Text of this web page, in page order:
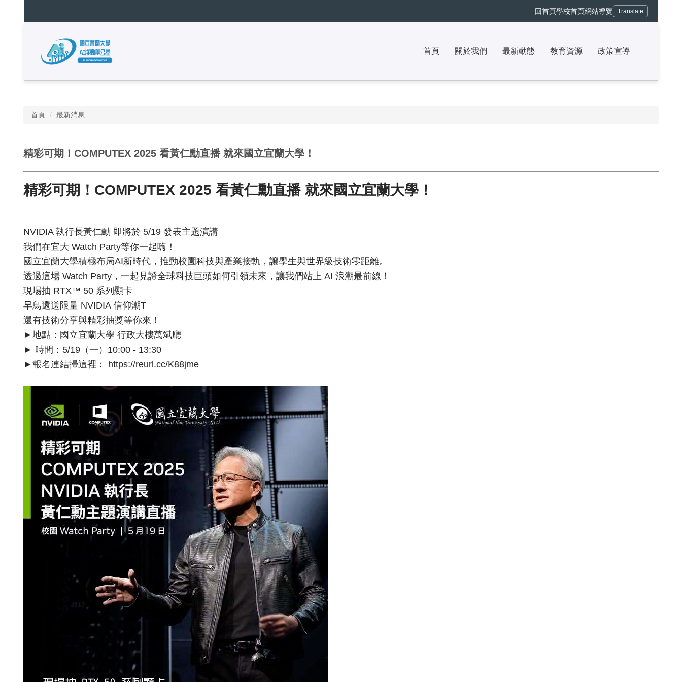
回首頁學校首頁網站導覽 Translate
首頁 關於我們 最新動態 教育資源 政策宣導
首頁 最新消息
精彩可期！COMPUTEX 2025 看黃仁勳直播 就來國立宜蘭大學！
精彩可期！COMPUTEX 2025 看黃仁勳直播 就來國立宜蘭大學！
NVIDIA 執行長黃仁勳 即將於 5/19 發表主題演講
我們在宜大 Watch Party等你一起嗨！
國立宜蘭大學積極布局AI新時代，推動校園科技與產業接軌，讓學生與世界級技術零距離。
透過這場 Watch Party，一起見證全球科技巨頭如何引領未來，讓我們站上 AI 浪潮最前線！
現場抽 RTX™ 50 系列顯卡
早鳥還送限量 NVIDIA 信仰潮T
還有技術分享與精彩抽獎等你來！
►地點：國立宜蘭大學 行政大樓萬斌廳
► 時間：5/19（一）10:00 - 13:30
►報名連結掃這裡： https://reurl.cc/K88jme